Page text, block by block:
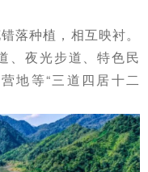
落种植，相互映衬。
、夜光步道、特色民
地等“三道四居十二